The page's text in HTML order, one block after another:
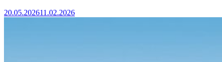
20.05.202611.02.2026